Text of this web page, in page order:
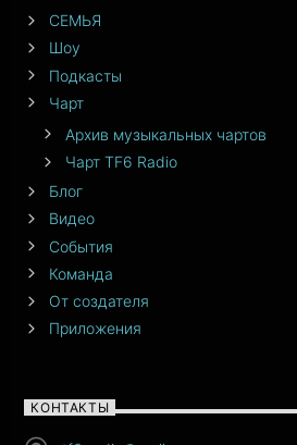
СЕМЬЯ
Шоу
Подкасты
Чарт
Архив музыкальных чартов
Чарт TF6 Radio
Блог
Видео
События
Команда
От создателя
Приложения
КОНТАКТЫ